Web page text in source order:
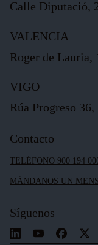
Calle Diputació,
VALENCIA
Roger de Lauria,
VIGO
Rúa Progreso
Contacto
TELÉFONO 900 194
MÁNDANOS UN
Síguenos